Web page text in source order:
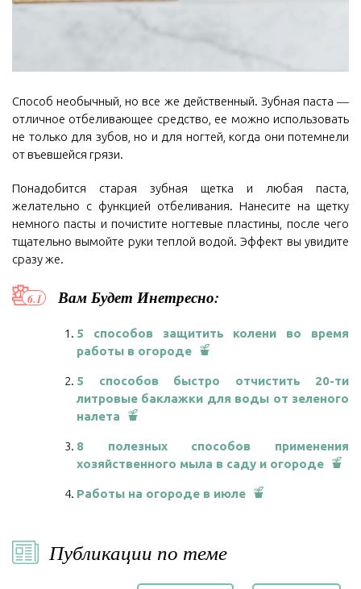
Способ необычный, но все же действенный. Зубная паста ―
отличное отбеливающее средство, ее можно использовать
не только для зубов, но и для ногтей, когда они потемнели
от въевшейся грязи.
Понадобится старая зубная щетка и любая паста,
желательно с функцией отбеливания. Нанесите на щетку
немного пасты и почистите ногтевые пластины, после чего
тщательно вымойте руки теплой водой. Эффект вы увидите
сразу же.
Вам Будет Инетресно:
5 способов защитить колени во время
работы в огороде
5 способов быстро отчистить 20-ти
литровые баклажки для воды от зеленого
налета
8 полезных способов применения
хозяйственного мыла в саду и огороде
Работы на огороде в июле
Публикации по теме